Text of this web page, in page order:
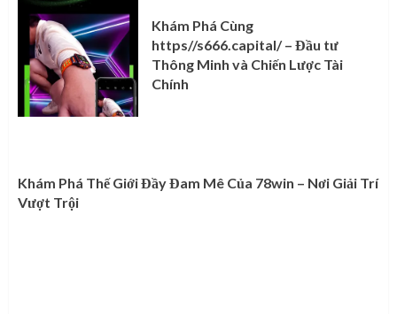
Khám Phá Cùng
https//s666.capital/ – Đầu tư
Thông Minh và Chiến Lược Tài
Chính
Khám Phá Thế Giới Đầy Đam Mê Của 78win – Nơi Giải Trí
Vượt Trội